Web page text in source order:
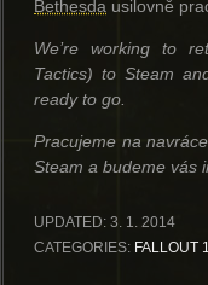
Bethesda usilovně
We’re working to
Tactics) to Steam
ready to go.
Pracujeme na
Steam a budeme vás
UPDATED: 3. 1. 2014
CATEGORIES: FALLOUT 1